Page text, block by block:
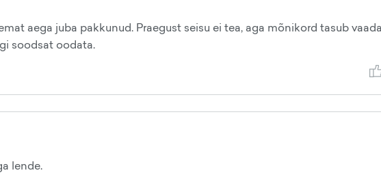
aega juba pakkunud. Praegust seisu ei tea, aga mõnikord tasub
soodsat oodata.
lende.